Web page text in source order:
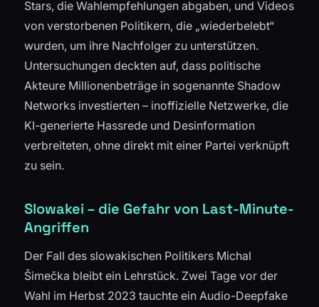
Stars, die Wahlempfehlungen abgaben, und Videos
von verstorbenen Politikern, die „wiederbelebt“
wurden, um ihre Nachfolger zu unterstützen.
Untersuchungen deckten auf, dass politische
Akteure Millionenbeträge in sogenannte Shadow
Networks investierten – inoffizielle Netzwerke, die
KI-generierte Hassrede und Desinformation
verbreiteten, ohne direkt mit einer Partei verknüpft
zu sein.
Slowakei – die Gefahr von Last-Minute-
Angriffen
Der Fall des slowakischen Politikers Michal
Šimečka bleibt ein Lehrstück. Zwei Tage vor der
Wahl im Herbst 2023 tauchte ein Audio-Deepfake